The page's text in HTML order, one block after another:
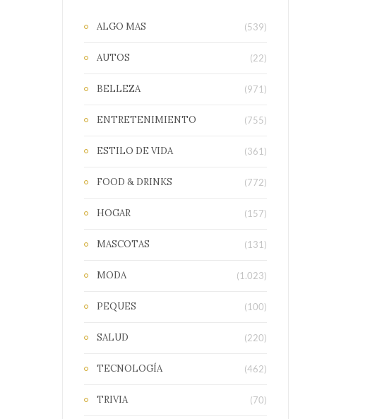
ALGO MAS (539)
AUTOS (22)
BELLEZA (971)
ENTRETENIMIENTO (755)
ESTILO DE VIDA (361)
FOOD & DRINKS (772)
HOGAR (157)
MASCOTAS (131)
MODA (1.023)
PEQUES (100)
SALUD (220)
TECNOLOGÍA (462)
TRIVIA (70)